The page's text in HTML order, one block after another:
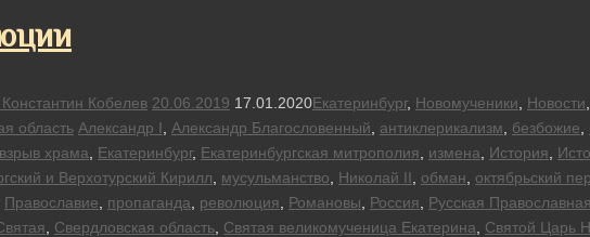
Кобелев 20.06.2019 17.01.2020Екатеринбург, Новомученики Новости
область Александр I Александр Благословенный антиклерикализм безбожие
взрыв храма Екатеринбург, Екатеринбургская митрополия измена История
и Верхотурский Кирилл
мусульманство Николай II обман октябрьский
Православие пропаганда революция Романовы Россия Русская
Свердловская область Святая великомученица Екатерина Святой Царь